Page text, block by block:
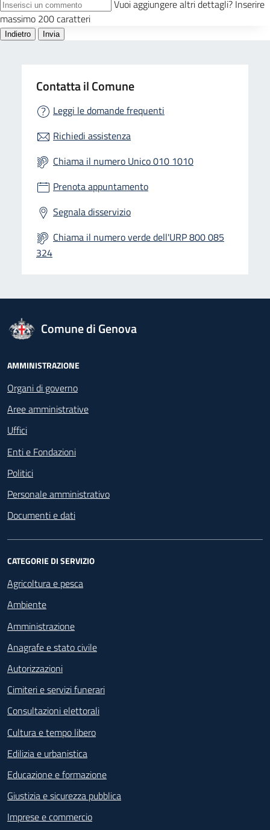
Contatta il Comune
Leggi le domande frequenti
Richiedi assistenza
Chiama il numero Unico 010 1010
Prenota appuntamento
Segnala disservizio
Chiama il numero verde dell'URP 800 085
324
logo Unione Europea
Comune di Genova
Footer - Navigazione
AMMINISTRAZIONE
Organi di governo
Aree amministrative
Uffici
Enti e Fondazioni
Politici
Personale amministrativo
Documenti e dati
CATEGORIE DI SERVIZIO
Agricoltura e pesca
Ambiente
Amministrazione
Anagrafe e stato civile
Autorizzazioni
Cimiteri e servizi funerari
Consultazioni elettorali
Cultura e tempo libero
Edilizia e urbanistica
Educazione e formazione
Giustizia e sicurezza pubblica
Imprese e commercio